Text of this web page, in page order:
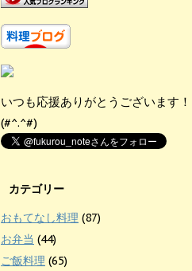
いつも応援ありがとうございます！
(#^.^#)
カテゴリー
おもてなし料理 (87)
お弁当 (44)
ご飯料理 (65)